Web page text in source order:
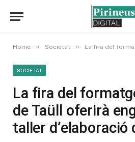
Home » Societat » La fira del formatge de Pastor de
SOCIETAT
La fira del
de Taüll oferirà
taller